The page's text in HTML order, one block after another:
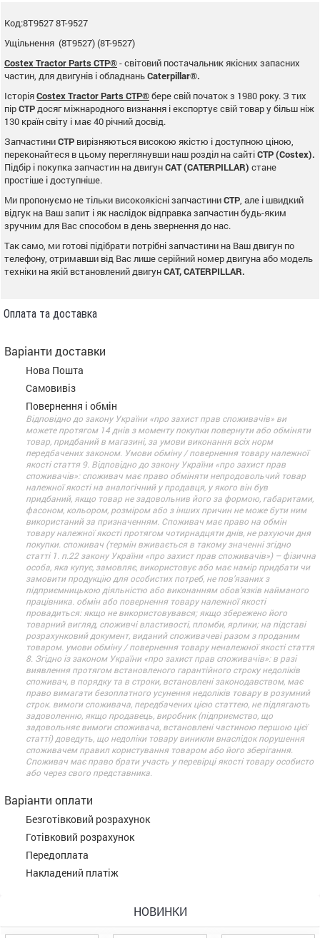
Код:8T9527 8T-9527
Ущільнення (8T9527) (8T-9527)
Costex Tractor Parts CTP®- світовий постачальник якісних запасних
частин, для двигунів і обладнаньCaterpillar®.
ІсторіяCostex Tractor Parts CTP®бере свій початок з 1980 року. З тих
пірCTP досяг міжнародного визнання і експортує свій товар у більш ніж
130 країн світу і має 40 річний досвід.
ЗапчастиниCTP вирізняються високою якістю і доступною ціною,
переконайтеся в цьому переглянувши наш розділ на сайтіCTP (Costex).
Підбір і покупка запчастин на двигунCAT (CATERPILLAR) стане
простіше і доступніше.
Ми пропонуємо не тільки високоякісні запчастиниCTP , але і швидкий
відгук на Ваш запит і як наслідок відправка запчастин будь-яким
зручним для Вас способом в день звернення до нас.
Так само, ми готові підібрати потрібні запчастини на Ваш двигун по
телефону, отримавши від Вас лише серійний номер двигуна або модель
техніки на якій встановлений двигунCAT, CATERPILLAR.
Оплата та доставка
Варіанти доставки
Нова Пошта
Самовивіз
Повернення і обмін
Відповідно до закону України «про захист прав споживачів» ви
можете протягом 14 днів з моменту покупки повернути або обміняти
товар, придбаний в магазині, за умови виконання всіх норм
передбачених законом. Умови обміну / повернення товару належної
якості стаття 9. Відповідно до закону України «про захист прав
споживачів»: споживач має право обміняти непродовольчий товар
належної якості на аналогічний у продавця, у якого він був
придбаний, якщо товар не задовольнив його за формою, габаритами,
фасоном, кольором, розміром або з інших причин не може бути ним
використаний за призначенням. Споживач має право на обмін
товару належної якості протягом чотирнадцяти днів, не рахуючи дня
покупки. споживач (термін вживається в такому значенні згідно
статті 1. п.22 закону України «про захист прав споживачів») – фізична
особа, яка купує, замовляє, використовує або має намір придбати чи
замовити продукцію для особистих потреб, не пов’язаних з
підприємницькою діяльністю або виконанням обов’язків найманого
працівника. обмін або повернення товару належної якості
провадиться: якщо не використовувався; якщо збережено його
товарний вигляд, споживчі властивості, пломби, ярлики; на підставі
розрахунковий документ, виданий споживачеві разом з проданим
товаром. умови обміну / повернення товару неналежної якості стаття
8. Згідно із законом України «про захист прав споживачів»: в разі
виявлення протягом встановленого гарантійного строку недоліків
споживач, в порядку та в строки, встановлені законодавством, має
право вимагати безоплатного усунення недоліків товару в розумний
строк. вимоги споживача, передбачених цією статтею, не підлягають
задоволенню, якщо продавець, виробник (підприємство, що
задовольняє вимоги споживача, встановлені частиною першою цієї
статті) доведуть, що недоліки товару виникли внаслідок порушення
споживачем правил користування товаром або його зберігання.
Споживач має право брати участь у перевірці якості товару особисто
або через свого представника.
Варіанти оплати
Безготівковий розрахунок
Готівковий розрахунок
Передоплата
Накладений платіж
НОВИНКИ